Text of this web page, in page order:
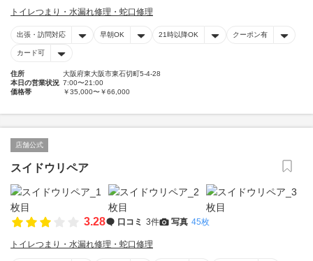
トイレつまり・水漏れ修理・蛇口修理
出張・訪問対応 早朝OK 21時以降OK クーポン有
カード可
住所
大阪府東大阪市東石切町5-4-28
本日の営業状況 7:00〜21:00
価格帯
￥35,000〜￥66,000
店舗公式
スイドウリペア
3.28 口コミ 3件 写真 45枚
トイレつまり・水漏れ修理・蛇口修理